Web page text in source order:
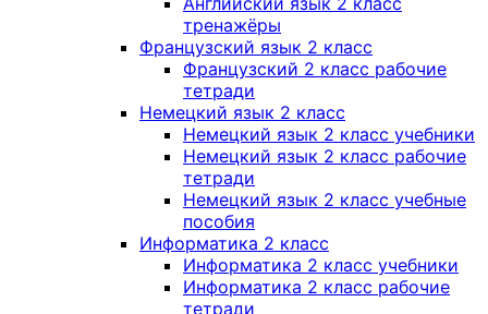
тренажёры
Французский язык 2 класс
Французский 2 класс рабочие
тетради
Немецкий язык 2 класс
Немецкий язык 2 класс учебники
Немецкий язык 2 класс рабочие
тетради
Немецкий язык 2 класс учебные
пособия
Информатика 2 класс
Информатика 2 класс учебники
Информатика 2 класс рабочие
тетради